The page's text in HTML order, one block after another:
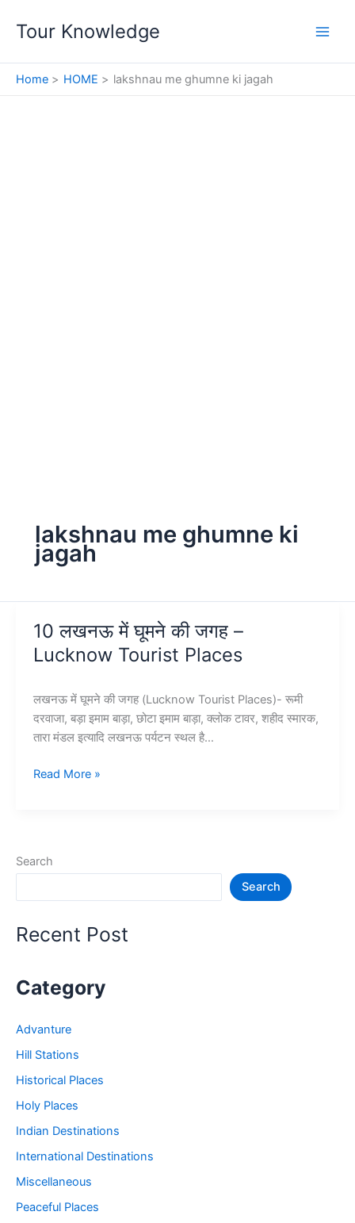
Tour Knowledge
Home HOME lakshnau me ghumne ki jagah
lakshnau me ghumne ki
jagah
10 लखनऊ में घूमने की जगह –
Lucknow Tourist Places
लखनऊ में घूमने की जगह (Lucknow Tourist Places)- रूमी
दरवाजा, बड़ा इमाम बाड़ा, छोटा इमाम बाड़ा, क्लोक टावर, शहीद स्मारक,
तारा मंडल इत्यादि लखनऊ पर्यटन स्थल है…
10
जगह
Places
Read More »
Search
Search
Recent Post
Category
Advanture
Hill Stations
Historical Places
Holy Places
Indian Destinations
International Destinations
Miscellaneous
Peaceful Places